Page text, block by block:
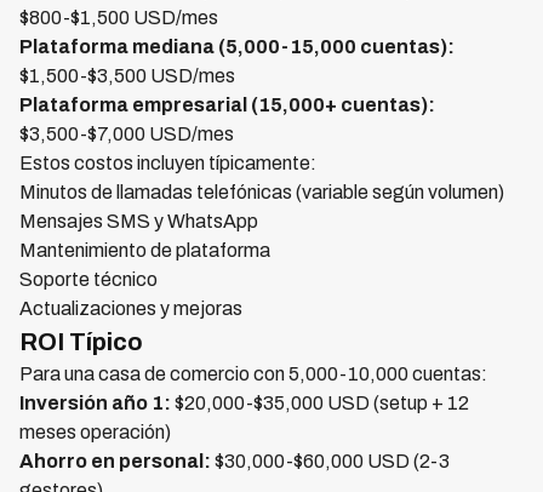
$800-$1,500 USD/mes
Plataforma mediana (5,000-15,000 cuentas):
$1,500-$3,500 USD/mes
Plataforma empresarial (15,000+ cuentas):
$3,500-$7,000 USD/mes
Estos costos incluyen típicamente:
Minutos de llamadas telefónicas (variable según volumen)
Mensajes SMS y WhatsApp
Mantenimiento de plataforma
Soporte técnico
Actualizaciones y mejoras
ROI Típico
Para una casa de comercio con 5,000-10,000 cuentas:
Inversión año 1: $20,000-$35,000 USD (setup + 12
meses operación)
Ahorro en personal: $30,000-$60,000 USD (2-3